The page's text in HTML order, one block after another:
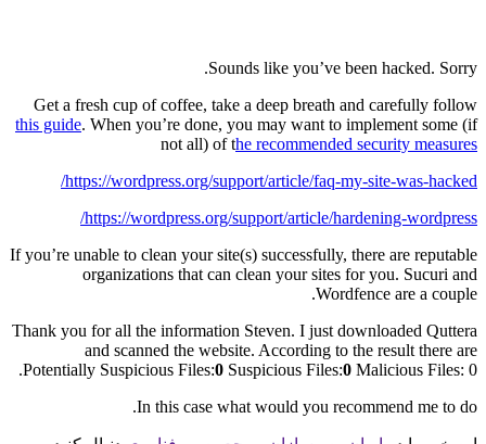
Sounds like you’ve been hacked. Sorry.
Get a fresh cup of coffee, take a deep breath and carefully follow
this guide. When you’re done, you may want to implement some (if
not all) of the recommended security measures
https://wordpress.org/support/article/faq-my-site-was-hacked/
https://wordpress.org/support/article/hardening-wordpress/
If you’re unable to clean your site(s) successfully, there are reputable
organizations that can clean your sites for you. Sucuri and
Wordfence are a couple.
Thank you for all the information Steven. I just downloaded Quttera
and scanned the website. According to the result there are
Potentially Suspicious Files:0 Suspicious Files:0 Malicious Files: 0.
In this case what would you recommend me to do.